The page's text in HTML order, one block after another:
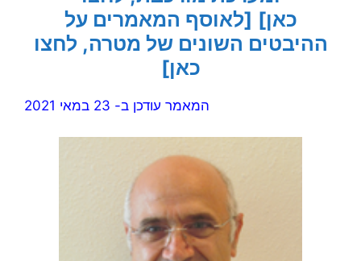
כאן] [לאוסף המאמרים על
ההיבטים השונים של מטרה, לחצו
כאן]
המאמר עודכן ב- 23 במאי 2021